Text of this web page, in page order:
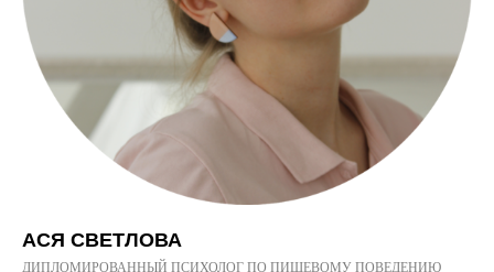
АСЯ СВЕТЛОВА
ДИПЛОМИРОВАННЫЙ ПСИХОЛОГ ПО ПИЩЕВОМУ ПОВЕДЕНИЮ